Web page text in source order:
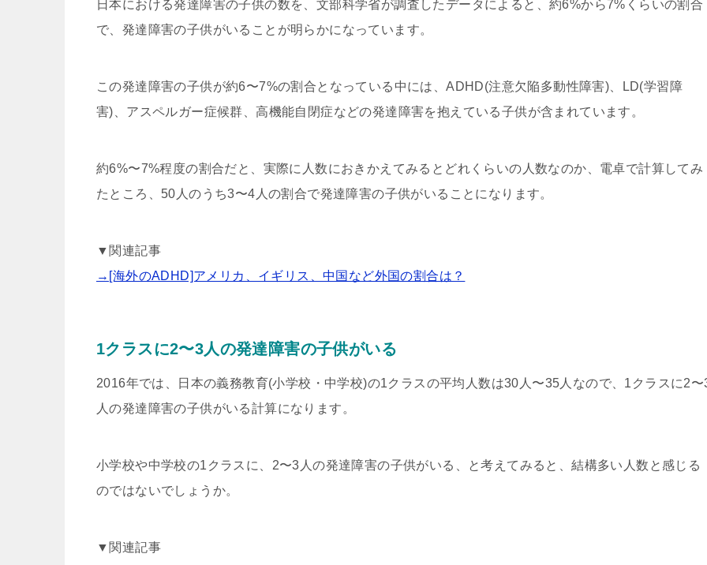
日本における発達障害の子供の数を、文部科学省が調査したデータによると、約6%から7%くらいの割合
で、発達障害の子供がいることが明らかになっています。
この発達障害の子供が約6〜7%の割合となっている中には、ADHD(注意欠陥多動性障害)、LD(学習障
害)、アスペルガー症候群、高機能自閉症などの発達障害を抱えている子供が含まれています。
約6%〜7%程度の割合だと、実際に人数におきかえてみるとどれくらいの人数なのか、電卓で計算してみ
たところ、50人のうち3〜4人の割合で発達障害の子供がいることになります。
▼関連記事
→[海外のADHD]アメリカ、イギリス、中国など外国の割合は？
1クラスに2〜3人の発達障害の子供がいる
2016年では、日本の義務教育(小学校・中学校)の1クラスの平均人数は30人〜35人なので、1クラスに2〜
人の発達障害の子供がいる計算になります。
小学校や中学校の1クラスに、2〜3人の発達障害の子供がいる、と考えてみると、結構多い人数と感じる
のではないでしょうか。
▼関連記事